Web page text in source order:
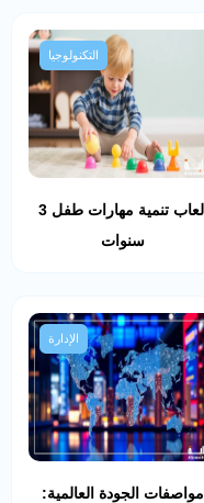
التكنولوجيا
ألعاب تنمية مهارات طفل 3
سنوات
الإدارة
مواصفات الجودة العالمية: